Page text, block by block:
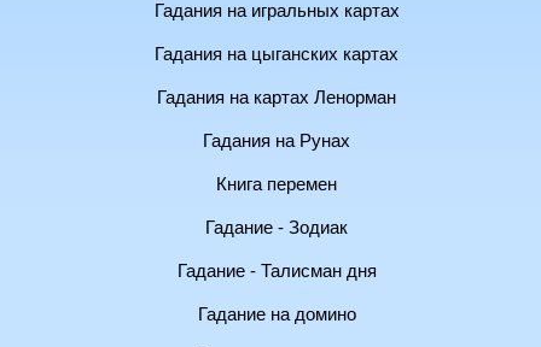
Гадания на игральных картах
Гадания на цыганских картах
Гадания на картах Ленорман
Гадания на Рунах
Книга перемен
Гадание - Зодиак
Гадание - Талисман дня
Гадание на домино